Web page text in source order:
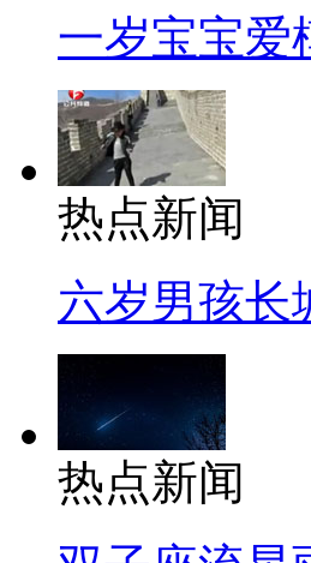
一岁宝宝爱
热点新闻
六岁男孩长
热点新闻